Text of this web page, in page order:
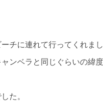
チに連れて行ってくれまし
ンベラと同じぐらいの緯
た。